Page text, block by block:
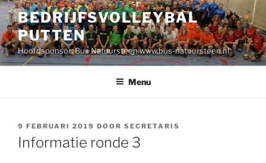
Ga
naar
de
inhoud
BEDRIJFSVOLLEYBAL
PUTTEN
Hoofdsponsor: Bus Natuursteen www.bus-natuursteen.nl
Menu
GEPLAATST
OP
9 FEBRUARI 2019 DOOR SECRETARIS
Informatie ronde 3